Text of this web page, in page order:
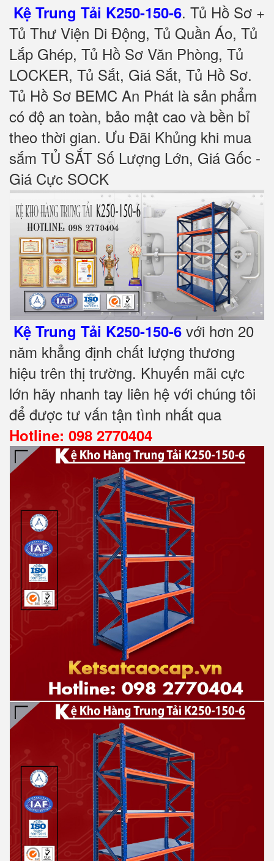
Kệ Trung Tải K250-150-6. Tủ Hồ Sơ +
Tủ Thư Viện Di Động, Tủ Quần Áo, Tủ
Lắp Ghép, Tủ Hồ Sơ Văn Phòng, Tủ
LOCKER, Tủ Sắt, Giá Sắt, Tủ Hồ Sơ.
Tủ Hồ Sơ BEMC An Phát là sản phẩm
có độ an toàn, bảo mật cao và bền bỉ
theo thời gian. Ưu Đãi Khủng khi mua
sắm TỦ SẮT Số Lượng Lớn, Giá Gốc -
Giá Cực SOCK
Kệ Trung Tải K250-150-6 với hơn 20
năm khẳng định chất lượng thương
hiệu trên thị trường. Khuyến mãi cực
lớn hãy nhanh tay liên hệ với chúng tôi
để được tư vấn tận tình nhất qua
Hotline: 098 2770404